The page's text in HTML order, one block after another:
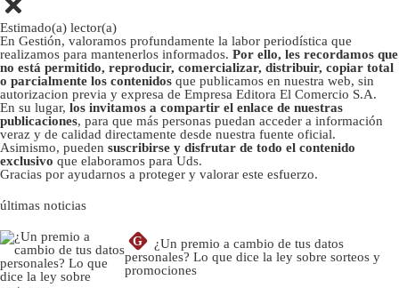
Estimado(a) lector(a)
En Gestión, valoramos profundamente la labor periodística que
realizamos para mantenerlos informados. Por ello, les recordamos que
no está permitido, reproducir, comercializar, distribuir, copiar total
o parcialmente los contenidos que publicamos en nuestra web, sin
autorizacion previa y expresa de Empresa Editora El Comercio S.A.
En su lugar, los invitamos a compartir el enlace de nuestras
publicaciones, para que más personas puedan acceder a información
veraz y de calidad directamente desde nuestra fuente oficial.
Asimismo, pueden suscribirse y disfrutar de todo el contenido
exclusivo que elaboramos para Uds.
Gracias por ayudarnos a proteger y valorar este esfuerzo.
últimas noticias
G
¿Un premio a cambio de tus datos
personales? Lo que dice la ley sobre sorteos y
promociones